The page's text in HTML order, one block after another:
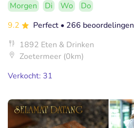
Morgen Di Wo
Do
9.2
Perfect • 266 beoordelingen
1892 Eten & Drinken
Zoetermeer (0km)
Verkocht: 31